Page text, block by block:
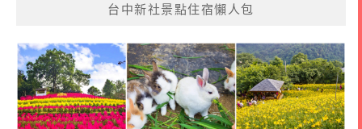
台中新社景點住宿懶人包